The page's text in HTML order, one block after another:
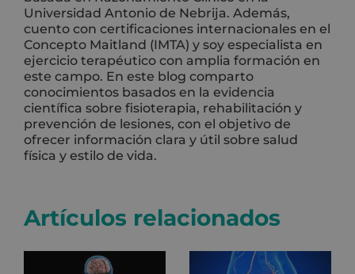
Universidad Antonio de Nebrija. Además,
cuento con certificaciones internacionales en el
Concepto Maitland (IMTA) y soy especialista en
ejercicio terapéutico con amplia formación en
este campo. En este blog comparto
conocimientos basados en la evidencia
científica sobre fisioterapia, rehabilitación y
prevención de lesiones, con el objetivo de
ofrecer información clara y útil sobre salud
física y estilo de vida.
Artículos relacionados